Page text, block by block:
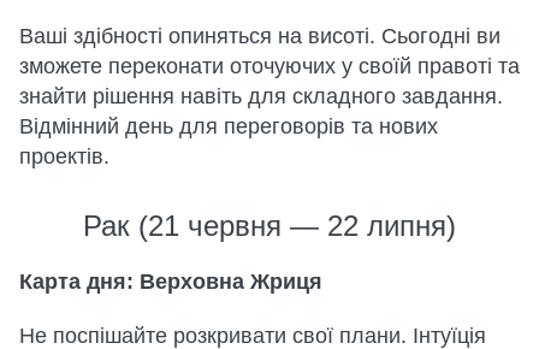
Ваші здібності опиняться на висоті. Сьогодні ви
зможете переконати оточуючих у своїй правоті та
знайти рішення навіть для складного завдання.
Відмінний день для переговорів та нових
проектів.
Рак (21 червня — 22 липня)
Карта дня: Верховна Жриця
Не поспішайте розкривати свої плани. Інтуїція